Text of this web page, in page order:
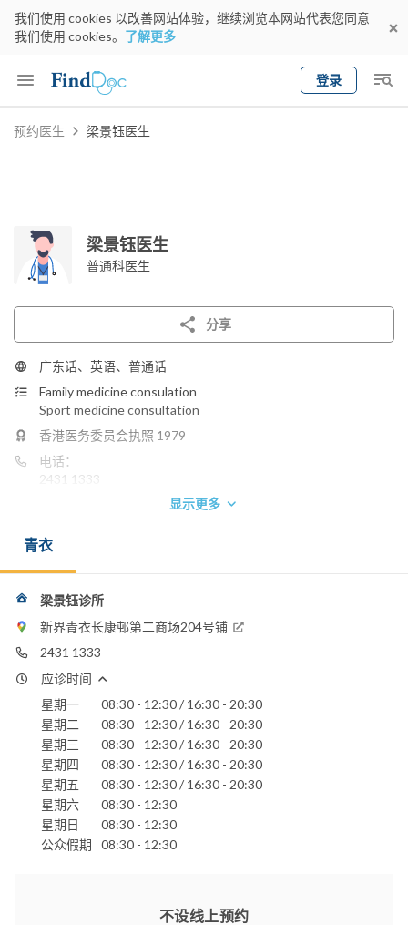
我们使用 cookies 以改善网站体验，继续浏览本网站代表您同意
我们使用 cookies。 了解更多
登录
Keyword
预约医生 梁景钰医生
梁景钰医生
普通科医生
分享
广东话、英语、普通话
Family medicine consulation
Sport medicine consultation
香港医务委员会执照 1979
电话：
2431 1333
显示更多
青衣
梁景钰诊所
新界青衣长康邨第二商场204号铺
2431 1333
应诊时间
星期一
08:30 - 12:30 / 16:30 - 20:30
星期二
08:30 - 12:30 / 16:30 - 20:30
星期三
08:30 - 12:30 / 16:30 - 20:30
星期四
08:30 - 12:30 / 16:30 - 20:30
星期五
08:30 - 12:30 / 16:30 - 20:30
星期六
08:30 - 12:30
星期日
08:30 - 12:30
公众假期
08:30 - 12:30
不设线上预约